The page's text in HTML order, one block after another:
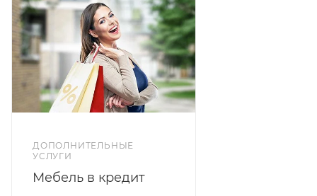
ДОПОЛНИТЕЛЬНЫЕ
УСЛУГИ
Мебель в кредит